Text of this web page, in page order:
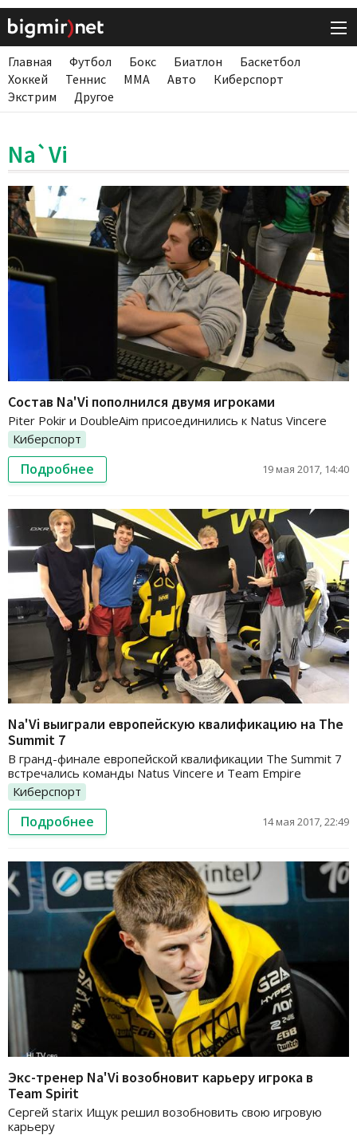
Главная Футбол Бокс Биатлон
Баскетбол
Хоккей
Теннис ММА Авто
Киберспорт
Экстрим
Другое
Na`Vі
Состав Na'Vi пополнился двумя игроками
Piter Pokir и DoubleAim присоединились к Natus Vincere
Киберспорт
Подробнее 19 мая 2017, 14:40
Na'Vi выиграли европейскую квалификацию на The
Summit 7
В гранд-финале европейской квалификации The Summit 7
встречались команды Natus Vincere и Team Empire
Киберспорт
Подробнее 14 мая 2017, 22:49
Экс-тренер Na'Vi возобновит карьеру игрока в
Team Spirit
Сергей starix Ищук решил возобновить свою игровую
карьеру